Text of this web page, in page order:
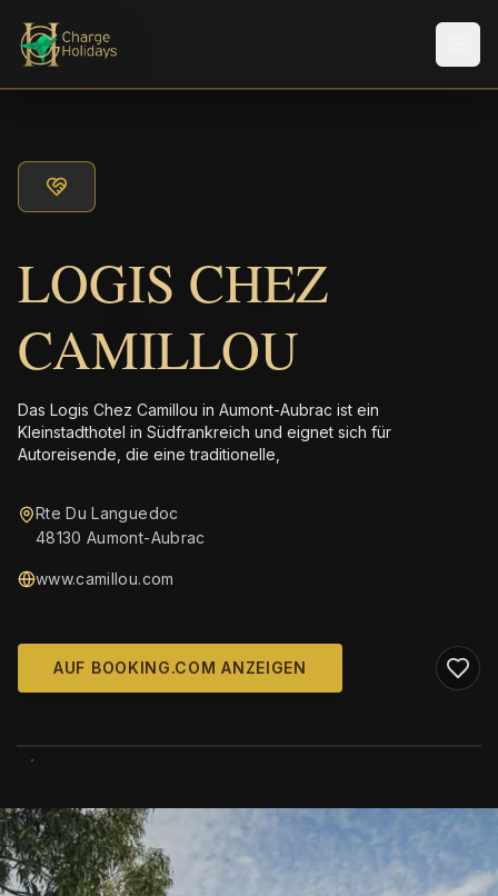
LOGIS CHEZ
CAMILLOU
Das Logis Chez Camillou in Aumont-Aubrac ist ein
Kleinstadthotel in Südfrankreich und eignet sich für
Autoreisende, die eine traditionelle,
Rte Du Languedoc
48130 Aumont-Aubrac
www.camillou.com
AUF BOOKING.COM ANZEIGEN